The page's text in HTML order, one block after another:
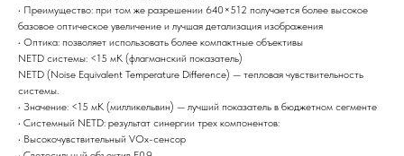
• Преимущество: при том же разрешении 640×512 получается более высокое
базовое оптическое увеличение и лучшая детализация изображения
• Оптика: позволяет использовать более компактные объективы
NETD системы: <15 мК (флагманский показатель)
NETD (Noise Equivalent Temperature Difference) — тепловая чувствительность
системы.
• Значение: <15 мК (милликельвин) — лучший показатель в бюджетном сегменте
• Системный NETD: результат синергии трех компонентов:
• Высокочувствительный VOx-сенсор